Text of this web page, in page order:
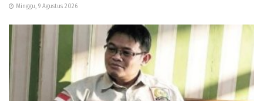
Minggu, 9 Agustus 2026